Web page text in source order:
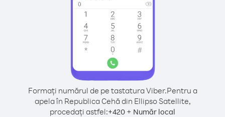
Formați numărul de pe tastatura Viber.Pentru a
apela în Republica Cehă din Ellipso Satellite,
procedați astfel:+420 + Număr local